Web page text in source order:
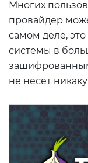
Многих
провайдер
самом деле,
системы в
не несет